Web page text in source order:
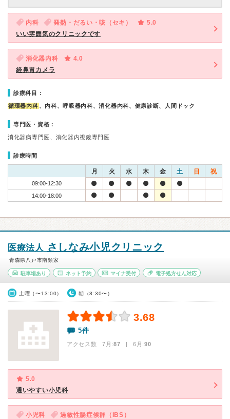
内科 発熱・だるい・咳（セキ）
5.0
いい雰囲気のクリニックです
消化器内科
4.0
経鼻胃カメラ
診療科目：
循環器内科 、内科、呼吸器内科、消化器内科、健康診断、人間ドック
専門医・資格：
消化器病専門医、消化器内視鏡専門医
診療時間
月 火 水 木 金 土 日 祝
09:00-12:30
14:00-18:00
医療法人 さしなみ小児クリニック
青森県八戸市南類家
駐車場あり ネット予約 マイナ受付 電子処方せん対応
土曜（〜13:00） 朝（8:30〜）
3.68
5件
アクセス数 7月:87 | 6月:90
5.0
通いやすい小児科
小児科
過敏性腸症候群（IBS）